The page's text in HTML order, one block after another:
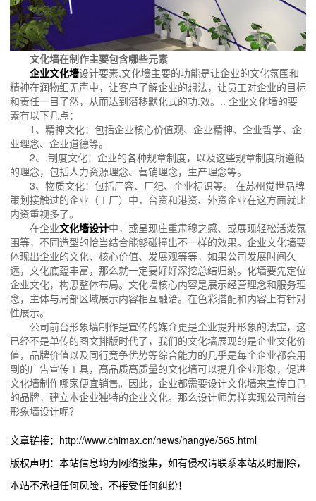
文化墙在制作主要包含哪些元素
企业文化墙设计要素,文化墙主要的功能是让企业的文化氛围和
精神在润物细无声中，让客户了解企业的想法，让员工对企业的目标
和责任一目了然，从而达到潜移默化式的功.效。.. 企业文化墙的要
素有以下几点：
1、精神文化：包括企业核心价值观、企业精神、企业哲学、企
业理念、企业道德等。
2、.制度文化：企业的各种规章制度，以及这些规章制度所遵循
的理念，包括人力资源理念、营销理念，生产理念等。
3、物质文化：包括厂容、厂纪、企业标识等。 在苏州觉世品牌
策划接触过的企业（工厂）中，台资和港资、外资企业在这方面就比
内资重视多了。
在企业文化墙设计中，或呈现庄重肃穆之感、或展现轻松活泼氛
围等，不同造型的恰当结合能够碰撞出不一样的效果。企业文化墙要
体现出企业的文化、核心价值、发展观等等，如果公司发展时间久
远，文化底蕴丰富，那么就一定要好好深挖总结归纳。化墙要先定位
企业文化，构思整体布局。文化墙核心内容是展示经营理念和服务理
念，主体与局部区域展示内容相互融洽。在色彩搭配和内容上有针对
性展示。
公司前台形象墙制作是宣传的媒介更是企业提升形象的法宝，这
已经不是单传的图文排版时代了，我们的文化墙展现的是企业文化价
值，品牌价值以及同行竞争优势等综合能力的几乎是每个企业都会用
到的广告宣传工具，高品质高质量的文化墙可以提升企业形象，促进
文化墙制作哪家便宜销售。因此，企业都需要设计文化墙来宣传自己
的品牌，建立本企业独特的企业文化。那么设计师怎样实现公司前台
形象墙设计呢？
文章链接：http://www.chimax.cn/news/hangye/565.html
版权声明：本站信息均为网络搜集，如有侵权请联系本站及时删除，
本站不承担任何风险，不接受任何纠纷！